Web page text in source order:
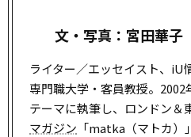
文・写真：宮田華子
ライター／エッセイスト、iU
専門職大学・客員教授。
テーマに執筆し、ロンドン＆
マガジン 「matka（マトカ